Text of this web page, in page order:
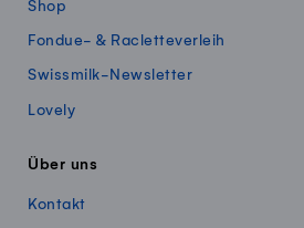
Shop
Fondue- & Racletteverleih
Swissmilk-Newsletter
Lovely
Über uns
Kontakt